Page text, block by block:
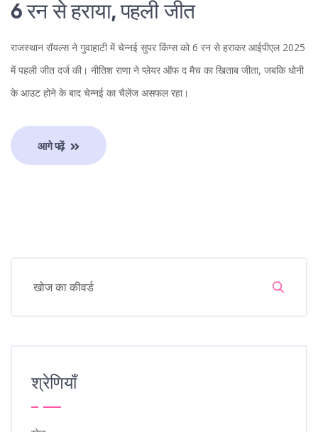
6 रन से हराया, पहली जीत
राजस्थान रॉयल्स ने गुवाहाटी में चेन्नई सुपर किंग्स को 6 रन से हराकर आईपीएल 2025
में पहली जीत दर्ज की। नीतिश राणा ने प्लेयर ऑफ द मैच का खिताब जीता, जबकि धोनी
के आउट होने के बाद चेन्नई का चैलेंज असफल रहा।
आगे पढ़ें
श्रेणियाँ